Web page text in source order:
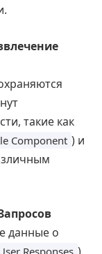
такие как
Component ) и
данные о